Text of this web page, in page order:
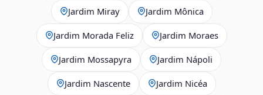
Jardim Miray Jardim Mônica
Jardim Morada Feliz Jardim Moraes
Jardim Mossapyra Jardim Nápoli
Jardim Nascente Jardim Nicéa